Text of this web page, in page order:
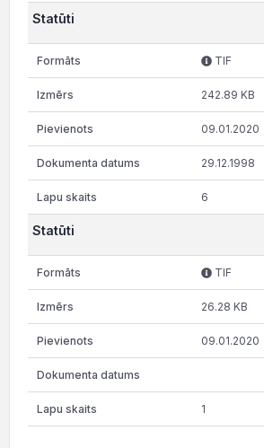
Statūti
TIF
242.89 KB
09.01.2020
29.12.1998
6
Statūti
TIF
26.28 KB
09.01.2020
1